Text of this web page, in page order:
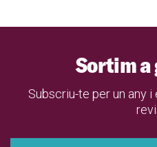
Sortim a
Subscriu-te per un any